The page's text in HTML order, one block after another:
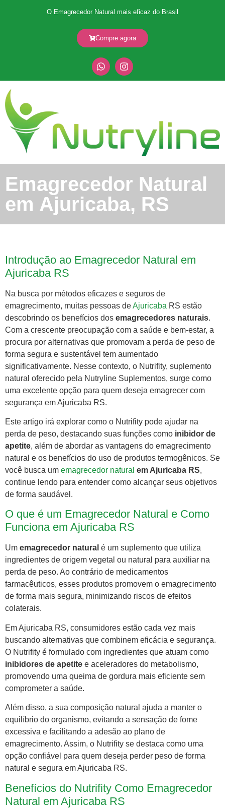
O Emagrecedor Natural mais eficaz do Brasil
Compre agora
Emagrecedor Natural
em Ajuricaba, RS
Introdução ao Emagrecedor Natural em
Ajuricaba RS
Na busca por métodos eficazes e seguros de
emagrecimento, muitas pessoas deAjuricaba RS estão
descobrindo os benefícios dos emagrecedores naturais.
Com a crescente preocupação com a saúde e bem-estar, a
procura por alternativas que promovam a perda de peso de
forma segura e sustentável tem aumentado
significativamente. Nesse contexto, o Nutrifity, suplemento
natural oferecido pela Nutryline Suplementos, surge como
uma excelente opção para quem deseja emagrecer com
segurança em Ajuricaba RS.
Este artigo irá explorar como o Nutrifity pode ajudar na
perda de peso, destacando suas funções como inibidor de
apetite, além de abordar as vantagens do emagrecimento
natural e os benefícios do uso de produtos termogênicos. Se
você busca um emagrecedor natural em Ajuricaba RS,
continue lendo para entender como alcançar seus objetivos
de forma saudável.
O que é um Emagrecedor Natural e Como
Funciona em Ajuricaba RS
Um emagrecedor natural é um suplemento que utiliza
ingredientes de origem vegetal ou natural para auxiliar na
perda de peso. Ao contrário de medicamentos
farmacêuticos, esses produtos promovem o emagrecimento
de forma mais segura, minimizando riscos de efeitos
colaterais.
Em Ajuricaba RS, consumidores estão cada vez mais
buscando alternativas que combinem eficácia e segurança.
O Nutrifity é formulado com ingredientes que atuam como
inibidores de apetite e aceleradores do metabolismo,
promovendo uma queima de gordura mais eficiente sem
comprometer a saúde.
Além disso, a sua composição natural ajuda a manter o
equilíbrio do organismo, evitando a sensação de fome
excessiva e facilitando a adesão ao plano de
emagrecimento. Assim, o Nutrifity se destaca como uma
opção confiável para quem deseja perder peso de forma
natural e segura em Ajuricaba RS.
Benefícios do Nutrifity Como Emagrecedor
Natural em Ajuricaba RS